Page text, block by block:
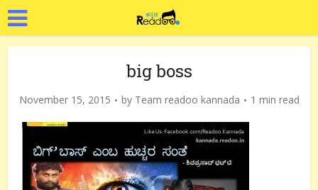
big boss
November 15, 2015 by Team readoo kannada 1 min read